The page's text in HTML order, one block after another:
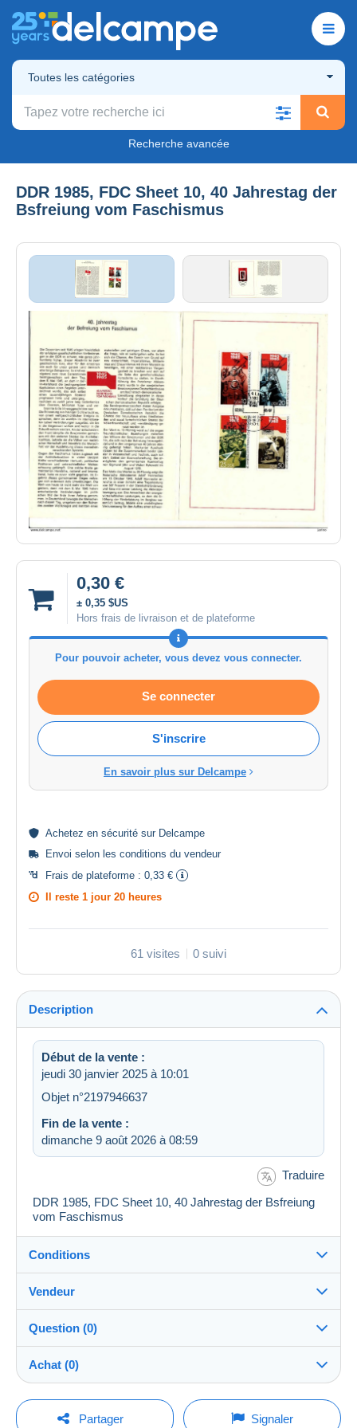
Toutes les catégories
Recherche avancée
DDR 1985, FDC Sheet 10, 40 Jahrestag der
Bsfreiung vom Faschismus
0,30 €
± 0,35 $US
Hors frais de livraison et de plateforme
Pour pouvoir acheter, vous devez vous connecter.
Se connecter
S'inscrire
En savoir plus sur Delcampe
Achetez en sécurité sur Delcampe
Envoi selon les conditions du vendeur
Frais de plateforme : 0,33 €
Il reste 1 jour 20 heures
61 visites 0 suivi
Description
Début de la vente :
jeudi 30 janvier 2025 à 10:01
Objet n°2197946637
Fin de la vente :
dimanche 9 août 2026 à 08:59
Traduire
DDR 1985, FDC Sheet 10, 40 Jahrestag der Bsfreiung
vom Faschismus
Conditions
Destination :
Voir la liste des pays
Remise en main propre :
Oui
Envoi après paiement
Vendeur
jarino100%(17293x)
Boutique
Question (0)
Pour poser une question, vous devez ouvrir
Achat (0)
Dernière actualisation : 12:19:38
Partager Signaler